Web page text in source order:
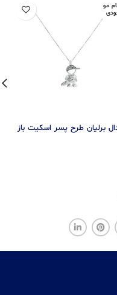
مو
برليان طرح پسر اسکیت باز